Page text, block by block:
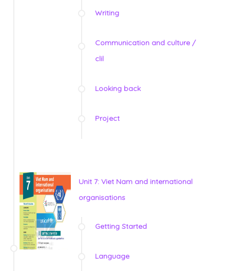
Writing
Communication and culture /
clil
Looking back
Project
Unit 7: Viet Nam and international
organisations
Getting Started
Language